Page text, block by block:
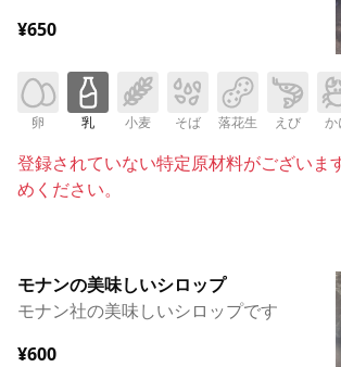
¥650
卵 乳 小麦 そば 落花生 えび か
登録されていない特定原材料がございま
めください。
モナンの美味しいシロップ
モナン社の美味しいシロップです
¥600